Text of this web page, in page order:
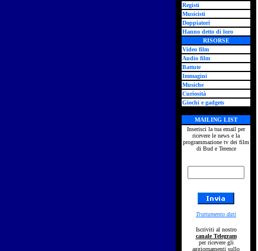
Registi
Musicisti
Doppiatori
Hanno detto di loro
RISORSE
Video film
Audio film
Battute
Immagini
Musiche
Curiosità
Giochi e gadgets
MAILING LIST
Inserisci la tua email per
ricevere le news e la
programmazione tv dei film
di Bud e Terence
Trattamento dati
Iscriviti al nostro
canale Telegram
per ricevere gli
aggiornamenti sullo